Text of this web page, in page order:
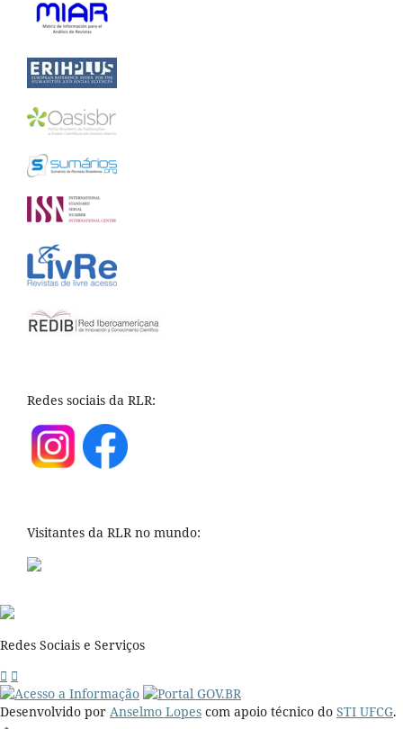
Redes sociais da RLR:
Visitantes da RLR no mundo:
Redes Sociais e Serviços
Desenvolvido por Anselmo Lopes com apoio técnico do STI UFCG.